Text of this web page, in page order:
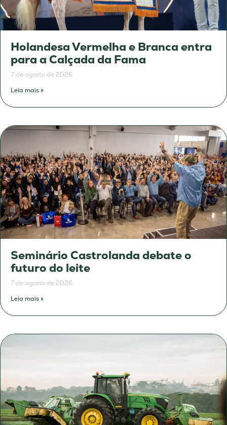
Holandesa Vermelha e Branca entra
para a Calçada da Fama
7 de agosto de 2026
Leia mais »
Seminário Castrolanda debate o
futuro do leite
7 de agosto de 2026
Leia mais »